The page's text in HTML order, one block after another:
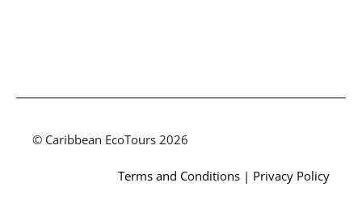
© Caribbean EcoTours 2026
Terms and Conditions | Privacy Policy